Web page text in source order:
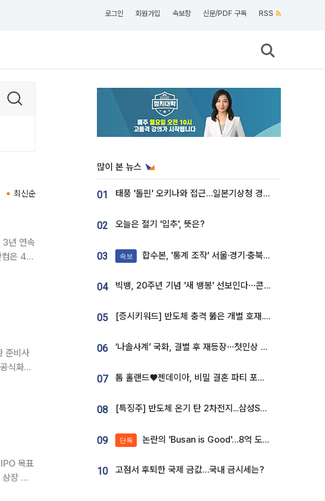
로그인 회원가입 속보창 신문/PDF 구독 RSS
최신순
3년 연속
준비사
목표
많이 본 뉴스
01 태풍 '돌핀' 오키나와 접근…일본기상청 경로 업데이트
02 오늘은 절기 '입추', 뜻은?
03 속보 합수본, '통계 조작' 서울·경기·충북 선관위 등 추가 압수수색
04 빅뱅, 20주년 기념 '새 뱅봉' 선보인다⋯콘서트 앞두고 팝업 개최
05 [증시키워드] 반도체 충격 뚫은 개별 호재...포스코퓨처엠·에코프로·한화솔루션 '눈길'
06 ‘나솔사계’ 국화, 결별 후 재등장⋯첫인상 투표 휩쓸고 ‘인기녀’ 등극
07 톰 홀랜드♥젠데이아, 비밀 결혼 파티 포착⋯호텔 대관비만 9억
08 [특징주] 반도체 온기 탄 2차전지...삼성SDI, 장 초반 7% 넘게 껑충
09 단독 논란의 'Busan is Good'…8억 도시브랜드, 용산 대통령실 CI 업체가 수행
10 고점서 후퇴한 국제 금값…국내 금시세는?